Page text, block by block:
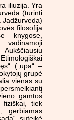
iliuzija. Yra
(turinti
Jadžurveda)
filosofija
knygose,
(„upa“ –
grupė
vienas su
gamtos
fiziškai, tiek
gerbiamas